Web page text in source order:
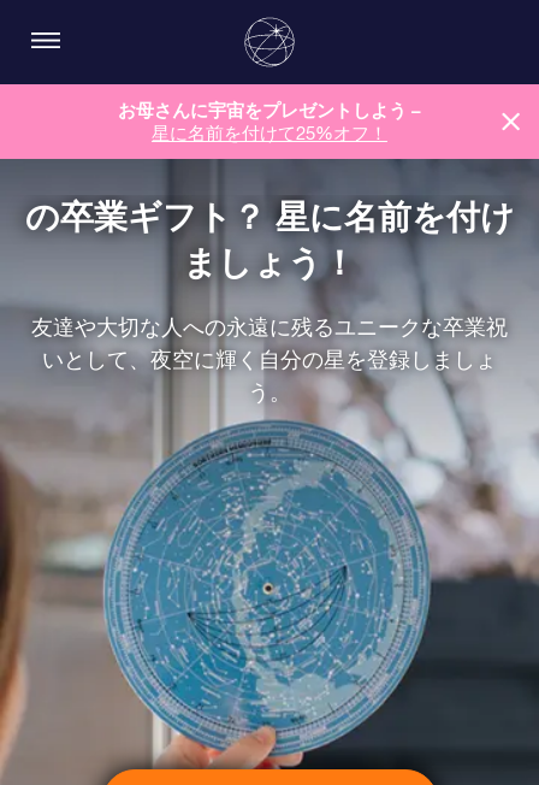
お母さんに宇宙をプレゼントしよう –
星に名前を付けて25%オフ！
の卒業ギフト？ 星に名前を付け
ましょう！
友達や大切な人への永遠に残るユニークな卒業祝
いとして、夜空に輝く自分の星を登録しましょ
う。